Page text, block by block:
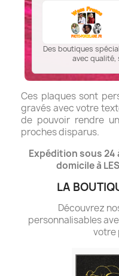
Des boutiques
avec qualité,
Ces plaques sont
gravés avec votre
de pouvoir rendre
proches disparus.
Expédition sous 24
domicile à
LA
Découvrez
personnalisables
votre